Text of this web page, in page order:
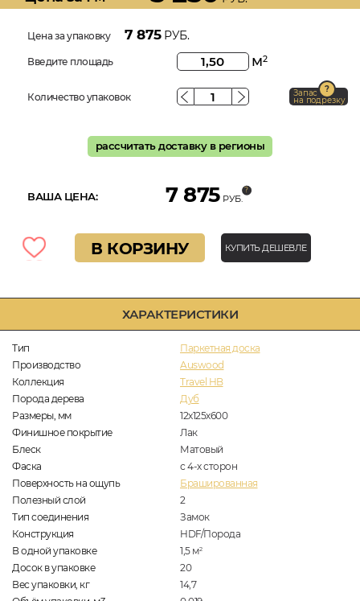
ХАРАКТЕРИСТИКИ
Тип
Паркетная доска
Производство
Auswood
Коллекция
Travel HB
Порода дерева
Дуб
Размеры, мм
12х125х600
Финишное покрытие
Лак
Блеск
Матовый
Фаска
с 4-х сторон
Поверхность на ощупь
Брашированная
Полезный слой
2
Тип соединения
Замок
Конструкция
HDF/Порода
В одной упаковке
1,5 м2
Досок в упаковке
20
Вес упаковки, кг
14,7
Цена за упаковку 7 875РУБ.
Введите площадь м2
Количество упаковок Запас
на подрезку
рассчитать доставку в регионы
ВАША ЦЕНА: 7 875 РУБ.
В КОРЗИНУ КУПИТЬ ДЕШЕВЛЕ